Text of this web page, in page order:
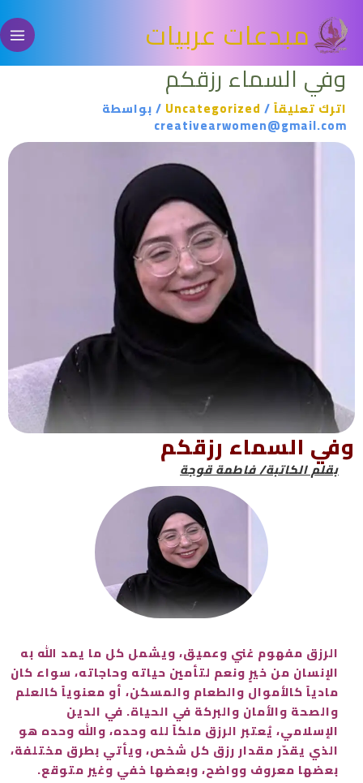
إلى
المحتوىمبدعات عربيات
وفي السماء رزقكم
اترك تعليقاً/
Uncategorized / بواسطة
creativearwomen@gmail.com
وفي السماء رزقكم
بقلم الكاتبة/ فاطمة قوجة
الرزق مفهوم غني وعميق، ويشمل كل ما يمد الله به
الإنسان من خيرٍ ونعم لتأمين حياته وحاجاته، سواء كان
مادياً كالأموال والطعام والمسكن، أو معنوياً كالعلم
والصحة والأمان والبركة في الحياة. في الدين
الإسلامي، يُعتبر الرزق ملكاً لله وحده، والله وحده هو
الذي يقدّر مقدار رزق كل شخص، ويأتي بطرق مختلفة،
بعضها معروف وواضح، وبعضها خفي وغير متوقع.